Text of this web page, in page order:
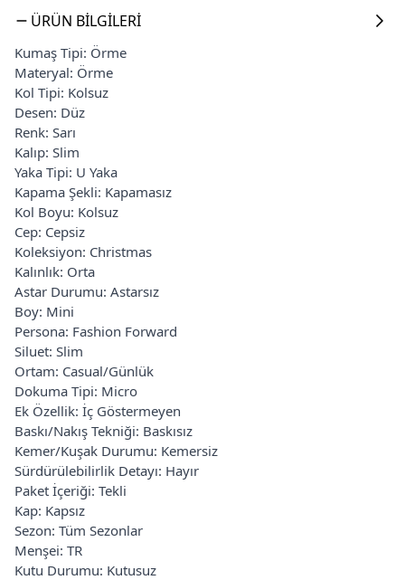
ÜRÜN BILGILERI
Kumaş Tipi: Örme
Materyal: Örme
Kol Tipi: Kolsuz
Desen: Düz
Renk: Sarı
Kalıp: Slim
Yaka Tipi: U Yaka
Kapama Şekli: Kapamasız
Kol Boyu: Kolsuz
Cep: Cepsiz
Koleksiyon: Christmas
Kalınlık: Orta
Astar Durumu: Astarsız
Boy: Mini
Persona: Fashion Forward
Siluet: Slim
Ortam: Casual/Günlük
Dokuma Tipi: Micro
Ek Özellik: İç Göstermeyen
Baskı/Nakış Tekniği: Baskısız
Kemer/Kuşak Durumu: Kemersiz
Sürdürülebilirlik Detayı: Hayır
Paket İçeriği: Tekli
Kap: Kapsız
Sezon: Tüm Sezonlar
Menşei: TR
Kutu Durumu: Kutusuz